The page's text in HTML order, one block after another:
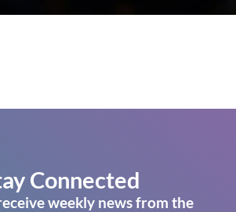
Connected
weekly news from the